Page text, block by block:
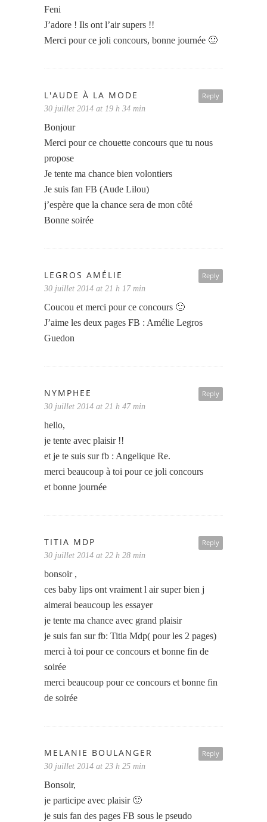
Feni
J’adore ! Ils ont l’air supers !!
Merci pour ce joli concours, bonne journée 🙂
Reply
L'AUDE À LA MODE
30 juillet 2014 at 19 h 34 min
Bonjour
Merci pour ce chouette concours que tu nous
propose
Je tente ma chance bien volontiers
Je suis fan FB (Aude Lilou)
j’espère que la chance sera de mon côté
Bonne soirée
Reply
LEGROS AMÉLIE
30 juillet 2014 at 21 h 17 min
Coucou et merci pour ce concours 🙂
J’aime les deux pages FB : Amélie Legros
Guedon
Reply
NYMPHEE
30 juillet 2014 at 21 h 47 min
hello,
je tente avec plaisir !!
et je te suis sur fb : Angelique Re.
merci beaucoup à toi pour ce joli concours
et bonne journée
Reply
TITIA MDP
30 juillet 2014 at 22 h 28 min
bonsoir ,
ces baby lips ont vraiment l air super bien j
aimerai beaucoup les essayer
je tente ma chance avec grand plaisir
je suis fan sur fb: Titia Mdp( pour les 2 pages)
merci à toi pour ce concours et bonne fin de
soirée
merci beaucoup pour ce concours et bonne fin
de soirée
Reply
MELANIE BOULANGER
30 juillet 2014 at 23 h 25 min
Bonsoir,
je participe avec plaisir 🙂
je suis fan des pages FB sous le pseudo